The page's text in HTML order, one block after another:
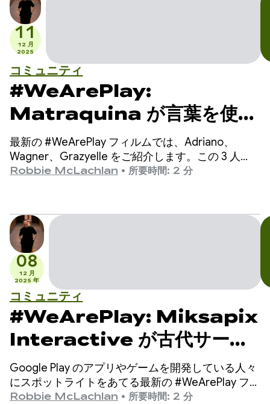
11
12 月
2025
コミュニティ
#WeArePlay:
Matraquina が言葉を使え
ない子供たちのコミュニケー
ションをどのように支援して
いるか
最新の #WeArePlay フィルムでは、Adriano、
Wagner、Grazyelle をご紹介します。この 3 人
は、80 か国以上で発語のない数千人の子どもたち
Robbie McLachlan • 所要時間: 2 分
08
12 月
2025 年
コミュニティ
#WeArePlay: Miksapix
Interactive が古代サーミ
神話を世界中のゲーマーに届
ける方法
Google Play のアプリやゲームを開発している人々
にスポットライトをあてる最新の #WeArePlay フィ
ルムでは、Miksapix Interactive の創業者兼 CEO で
Robbie McLachlan • 所要時間: 2 分